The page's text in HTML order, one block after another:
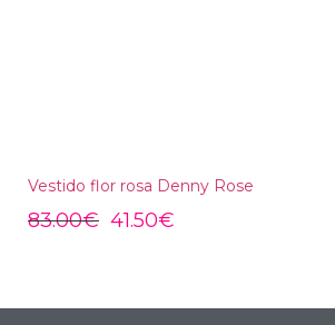
Vestido flor rosa Denny Rose
83.00€ 41.50€